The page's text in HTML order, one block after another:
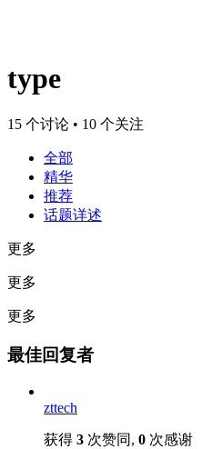
type
15 个讨论 • 10 个关注
全部
精华
推荐
话题详述
更多
更多
更多
最佳回复者
zttech
获得 3 次赞同, 0 次感谢